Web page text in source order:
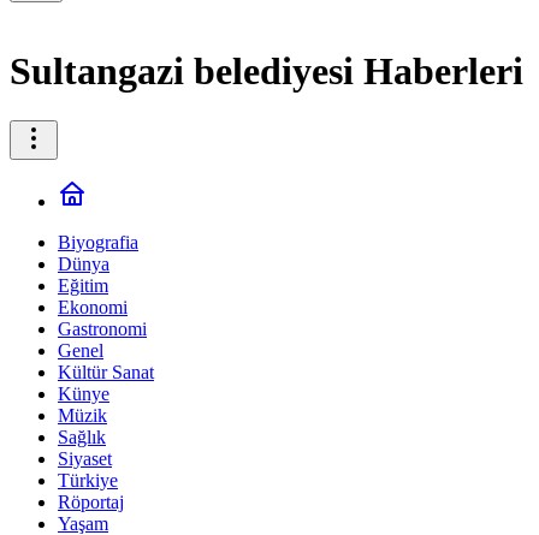
Sultangazi belediyesi Haberleri
Biyografia
Dünya
Eğitim
Ekonomi
Gastronomi
Genel
Kültür Sanat
Künye
Müzik
Sağlık
Siyaset
Türkiye
Röportaj
Yaşam